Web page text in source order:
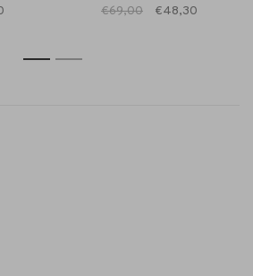
black
€69,00 €48,30
1 2